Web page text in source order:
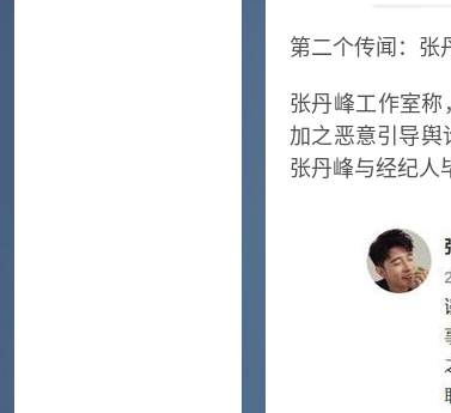
第二个传闻：张
张丹峰工作室称
加之恶意引导舆
张丹峰与经纪人